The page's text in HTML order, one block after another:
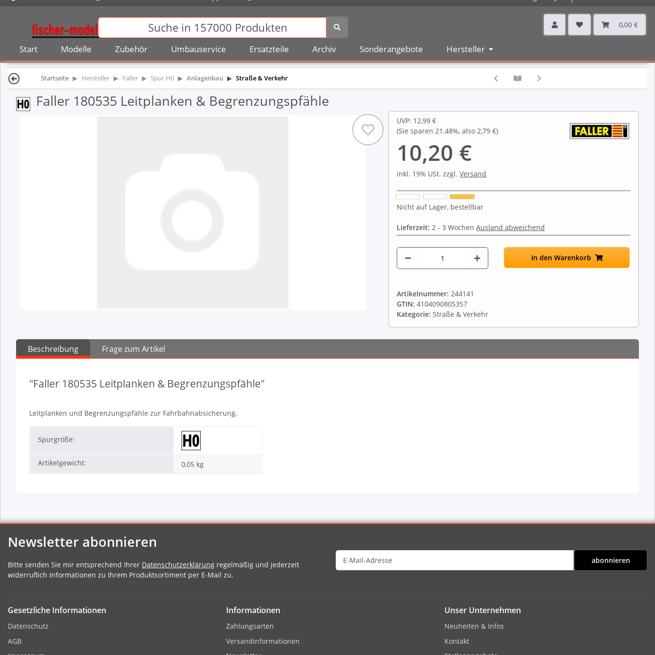
0,00 €
Start Modelle Zubehör Umbauservice Ersatzteile Archiv Sonderangebote Hersteller
Startseite Hersteller Faller Spur H0 Anlagenbau Straße & Verkehr
Faller 180535 Leitplanken & Begrenzungspfähle
UVP: 12,99 €
(Sie sparen 21.48%, also 2,79 €)
10,20 €
inkl. 19% USt. zzgl.Versand
Nicht auf Lager, bestellbar
Lieferzeit: 2 - 3 WochenAusland abweichend
In den Warenkorb
Artikelnummer: 244141
GTIN: 4104090805357
Kategorie:Straße & Verkehr
Beschreibung Frage zum Artikel
"Faller 180535 Leitplanken & Begrenzungspfähle"
Leitplanken und Begrenzungspfähle zur Fahrbahnabsicherung.
Spurgröße:
Artikelgewicht: 0,05 kg
Newsletter abonnieren
Bitte senden Sie mir entsprechend Ihrer Datenschutzerklärung regelmäßig und jederzeit
widerruflich Informationen zu Ihrem Produktsortiment per E-Mail zu.
abonnieren
Gesetzliche Informationen
Datenschutz
AGB
Informationen
Zahlungsarten
Versandinformationen
Unser Unternehmen
Neuheiten & Infos
Kontakt